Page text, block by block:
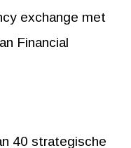
exchange met
Financial
40 strategische